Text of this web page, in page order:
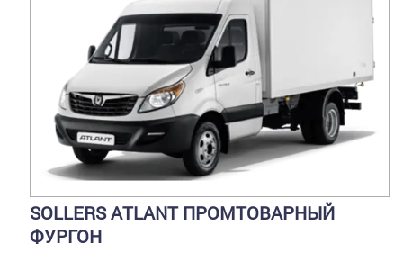
SOLLERS ATLANT ПРОМТОВАРНЫЙ
ФУРГОН